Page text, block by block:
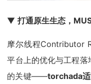
▼打通原生生态 ，
摩尔线程Contributor
平台上的优化与工程
的关键——torchada